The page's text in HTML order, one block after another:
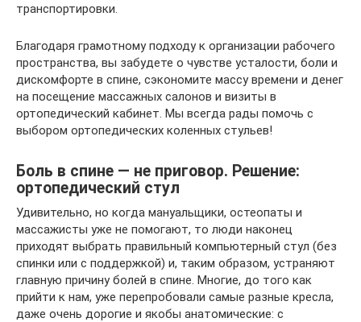
транспортировки.
Благодаря грамотному подходу к организации рабочего
пространства, вы забудете о чувстве усталости, боли и
дискомфорте в спине, сэкономите массу времени и денег
на посещение массажных салонов и визиты в
ортопедический кабинет. Мы всегда рады помочь с
выбором ортопедических коленных стульев!
Боль в спине — не приговор. Решение:
ортопедический стул
Удивительно, но когда мануальщики, остеопаты и
массажисты уже не помогают, то люди наконец
приходят выбрать правильный компьютерный стул (без
спинки или с поддержкой) и, таким образом, устраняют
главную причину болей в спине. Многие, до того как
прийти к нам, уже перепробовали самые разные кресла,
даже очень дорогие и якобы анатомические: с